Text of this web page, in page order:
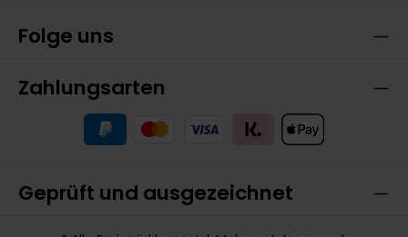
Folge uns
Zahlungsarten
Geprüft und ausgezeichnet